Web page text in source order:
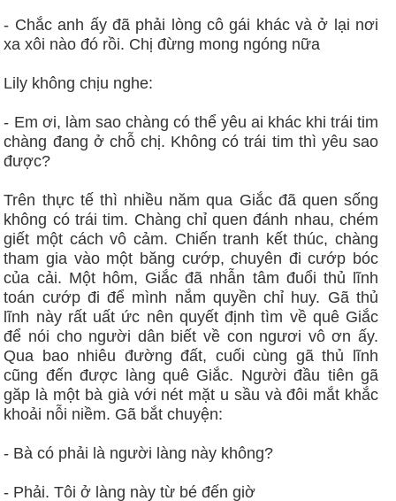
- Chắc anh ấy đã phải lòng cô gái khác và ở lại nơi
xa xôi nào đó rồi. Chị đừng mong ngóng nữa
Lily không chịu nghe:
- Em ơi, làm sao chàng có thể yêu ai khác khi trái tim
chàng đang ở chỗ chị. Không có trái tim thì yêu sao
được?
Trên thực tế thì nhiều năm qua Giắc đã quen sống
không có trái tim. Chàng chỉ quen đánh nhau, chém
giết một cách vô cảm. Chiến tranh kết thúc, chàng
tham gia vào một băng cướp, chuyên đi cướp bóc
của cải. Một hôm, Giắc đã nhẫn tâm đuổi thủ lĩnh
toán cướp đi để mình nắm quyền chỉ huy. Gã thủ
lĩnh này rất uất ức nên quyết định tìm về quê Giắc
để nói cho người dân biết về con ngươi vô ơn ấy.
Qua bao nhiêu đường đất, cuối cùng gã thủ lĩnh
cũng đến được làng quê Giắc. Người đầu tiên gã
găp là một bà già với nét mặt u sầu và đôi mắt khắc
khoải nỗi niềm. Gã bắt chuyện:
- Bà có phải là người làng này không?
- Phải. Tôi ở làng này từ bé đến giờ